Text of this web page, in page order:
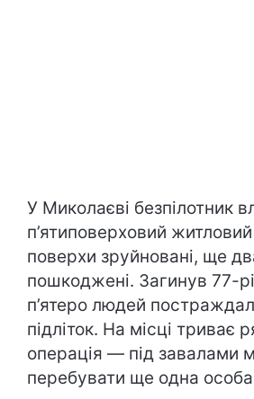
У Миколаєві безпілотник
п’ятиповерховий
поверхи зруйновані, ще
пошкоджені. Загинув 77-
п’ятеро людей
підліток. На місці триває
операція — під завалами
перебувати ще одна